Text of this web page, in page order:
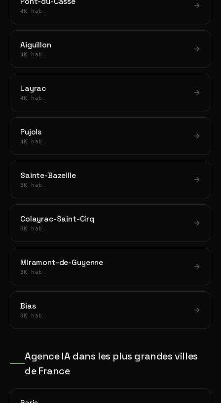
4K hab.
Aiguillon
4K hab.
Layrac
4K hab.
Pujols
4K hab.
Sainte-Bazeille
3K hab.
Colayrac-Saint-Cirq
3K hab.
Miramont-de-Guyenne
3K hab.
Bias
3K hab.
Agence IA dans les plus grandes villes
de France